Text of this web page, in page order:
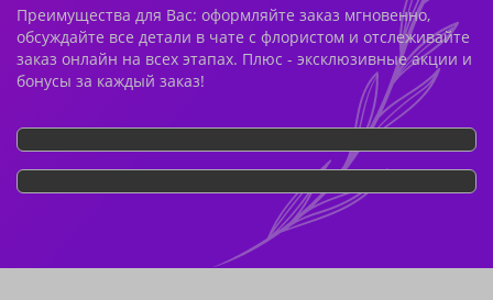
Преимущества для Вас: оформляйте заказ мгновенно,
обсуждайте все детали в чате с флористом и отслеживайте
заказ онлайн на всех этапах. Плюс - эксклюзивные акции и
бонусы за каждый заказ!